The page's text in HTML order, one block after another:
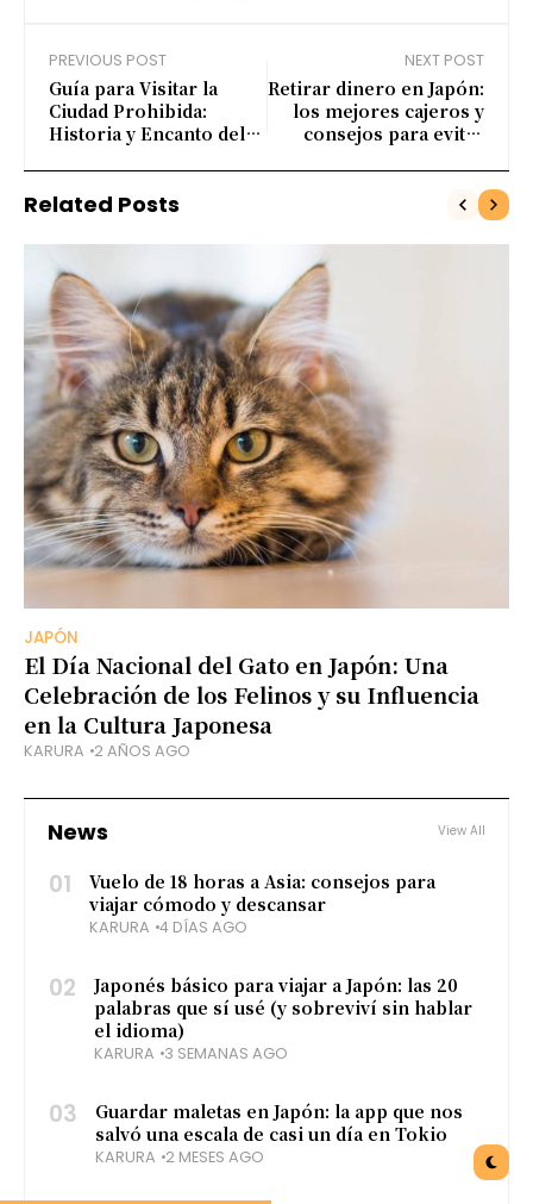
PREVIOUS POST
Guía para Visitar la
Ciudad Prohibida:
Historia y Encanto del
Pekín, China
NEXT POST
Retirar dinero en Japón:
los mejores cajeros y
consejos para evitar
Related Posts
JAPÓN
El Día Nacional del Gato en Japón: Una
Celebración de los Felinos y su Influencia
en la Cultura Japonesa
KARURA 2 AÑOS AGO
News View All
01
Vuelo de 18 horas a Asia: consejos para
viajar cómodo y descansar
KARURA 4 DÍAS AGO
02
Japonés básico para viajar a Japón: las 20
palabras que sí usé (y sobreviví sin hablar
el idioma)
KARURA 3 SEMANAS AGO
03
Guardar maletas en Japón: la app que nos
salvó una escala de casi un día en Tokio
KARURA 2 MESES AGO